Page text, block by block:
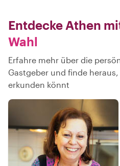
Entdecke Athen
Wahl
Erfahre mehr über die
Gastgeber und finde
erkunden könnt